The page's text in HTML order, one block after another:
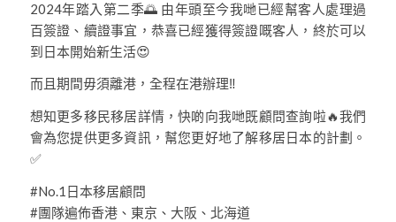
2024年踏入第二季🌅 由年頭至今我哋已經幫客人處理過
百簽證、續證事宜，恭喜已經獲得簽證嘅客人，終於可以
到日本開始新生活😍
而且期間毋須離港，全程在港辦理‼️
想知更多移民移居詳情，快啲向我哋既顧問查詢啦🔥我們
會為您提供更多資訊，幫您更好地了解移居日本的計劃。
✅
#No.1日本移居顧問
#團隊遍佈香港、東京、大阪、北海道